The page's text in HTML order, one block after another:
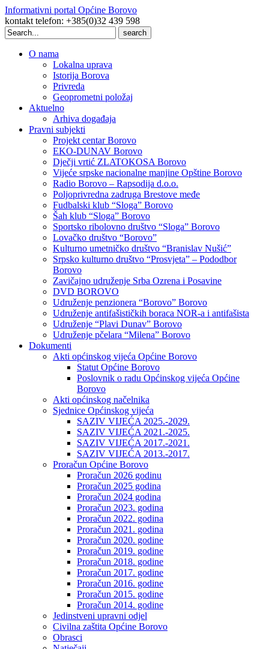
Informativni portal Općine Borovo
kontakt telefon: +385(0)32 439 598
Search
for:
O nama
Lokalna uprava
Istorija Borova
Privreda
Geoprometni položaj
Aktuelno
Arhiva događaja
Pravni subjekti
Projekt centar Borovo
EKO-DUNAV Borovo
Dječji vrtić ZLATOKOSA Borovo
Vijeće srpske nacionalne manjine Opštine Borovo
Radio Borovo – Rapsodija d.o.o.
Poljoprivredna zadruga Brestove međe
Fudbalski klub “Sloga” Borovo
Šah klub “Sloga” Borovo
Sportsko ribolovno društvo “Sloga” Borovo
Lovačko društvo “Borovo”
Kulturno umetničko društvo “Branislav Nušić”
Srpsko kulturno društvo “Prosvjeta” – Pododbor
Borovo
Zavičajno udruženje Srba Ozrena i Posavine
DVD BOROVO
Udruženje penzionera “Borovo” Borovo
Udruženje antifašističkih boraca NOR-a i antifašista
Udruženje “Plavi Dunav” Borovo
Udruženje pčelara “Milena” Borovo
Dokumenti
Akti općinskog vijeća Općine Borovo
Statut Općine Borovo
Poslovnik o radu Općinskog vijeća Općine
Borovo
Akti općinskog načelnika
Sjednice Općinskog vijeća
SAZIV VIJEĆA 2025.-2029.
SAZIV VIJEĆA 2021.-2025.
SAZIV VIJEĆA 2017.-2021.
SAZIV VIJEĆA 2013.-2017.
Proračun Općine Borovo
Proračun 2026 godinu
Proračun 2025 godina
Proračun 2024 godina
Proračun 2023. godina
Proračun 2022. godina
Proračun 2021. godina
Proračun 2020. godine
Proračun 2019. godine
Proračun 2018. godine
Proračun 2017. godine
Proračun 2016. godine
Proračun 2015. godine
Proračun 2014. godine
Jedinstveni upravni odjel
Civilna zaštita Općine Borovo
Obrasci